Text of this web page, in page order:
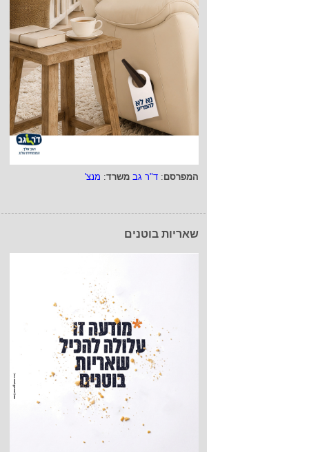
המפרסם: ד"ר גב משרד: מנצ'
שאריות בוטנים